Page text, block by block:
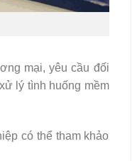
mại, yêu cầu đối
lý tình huống mềm
có thể tham khảo